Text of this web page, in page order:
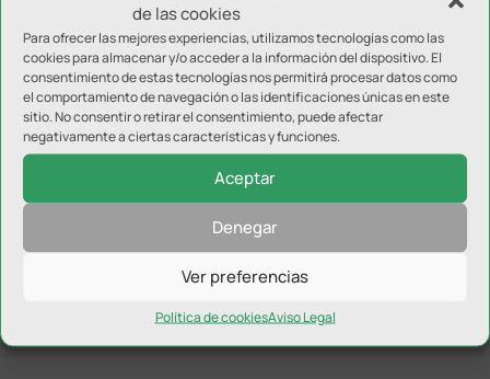
de las cookies
Para ofrecer las mejores experiencias, utilizamos tecnologías como las
cookies para almacenar y/o acceder a la información del dispositivo. El
consentimiento de estas tecnologías nos permitirá procesar datos como
el comportamiento de navegación o las identificaciones únicas en este
sitio. No consentir o retirar el consentimiento, puede afectar
negativamente a ciertas características y funciones.
Aceptar
Denegar
Ver preferencias
Política de cookiesAviso Legal
El Real Jaén avanza en su puesta a punto con un